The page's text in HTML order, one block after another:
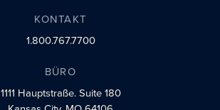
KONTAKT
1.800.767.7700
BÜRO
1111 Hauptstraße.Suite 180